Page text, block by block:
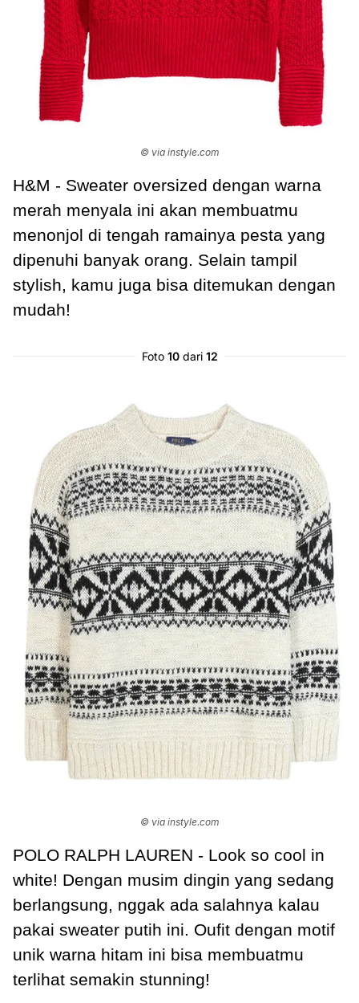
© via instyle.com
H&M - Sweater oversized dengan warna
merah menyala ini akan membuatmu
menonjol di tengah ramainya pesta yang
dipenuhi banyak orang. Selain tampil
stylish, kamu juga bisa ditemukan dengan
mudah!
Foto 10dari 12
© via instyle.com
POLO RALPH LAUREN - Look so cool in
white! Dengan musim dingin yang sedang
berlangsung, nggak ada salahnya kalau
pakai sweater putih ini. Oufit dengan motif
unik warna hitam ini bisa membuatmu
terlihat semakin stunning!